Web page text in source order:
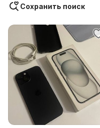
Сохранить поиск